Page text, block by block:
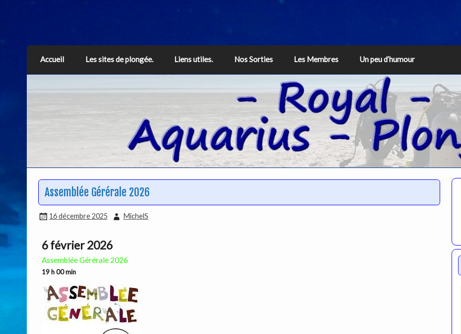
Aquarius
Accueil Les sites de plongée. Liens utiles. Nos Sorties Les Membres Un peu d’humour
Assemblée Gérérale 2026
16 décembre 2025 MichelS
6 février 2026
Assemblée Gérérale 2026
19 h 00 min